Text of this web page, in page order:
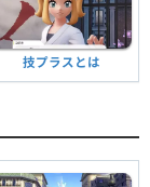
技プラスとは